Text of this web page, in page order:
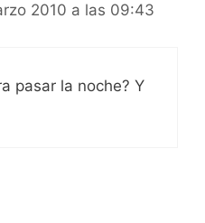
2010 a las 09:43
pasar la noche? Y